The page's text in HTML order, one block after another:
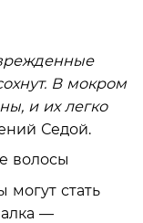
В мокром
и их легко
Седой.
стать
—